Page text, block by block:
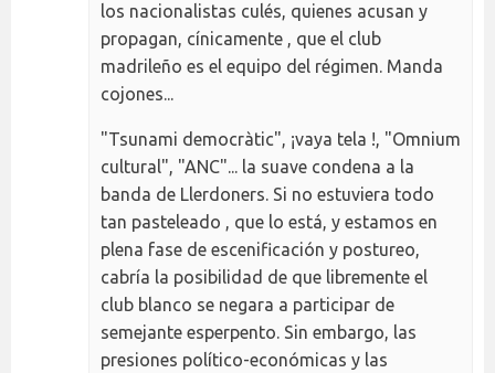
los nacionalistas culés, quienes acusan y
propagan, cínicamente , que el club
madrileño es el equipo del régimen. Manda
cojones...
"Tsunami democràtic", ¡vaya tela !, "Omnium
cultural", "ANC"... la suave condena a la
banda de Llerdoners. Si no estuviera todo
tan pasteleado , que lo está, y estamos en
plena fase de escenificación y postureo,
cabría la posibilidad de que libremente el
club blanco se negara a participar de
semejante esperpento. Sin embargo, las
presiones político-económicas y las